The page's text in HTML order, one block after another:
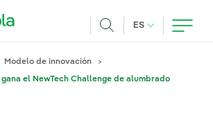
ES IDIOMA
Modelo de innovación
el NewTech Challenge de alumbrado